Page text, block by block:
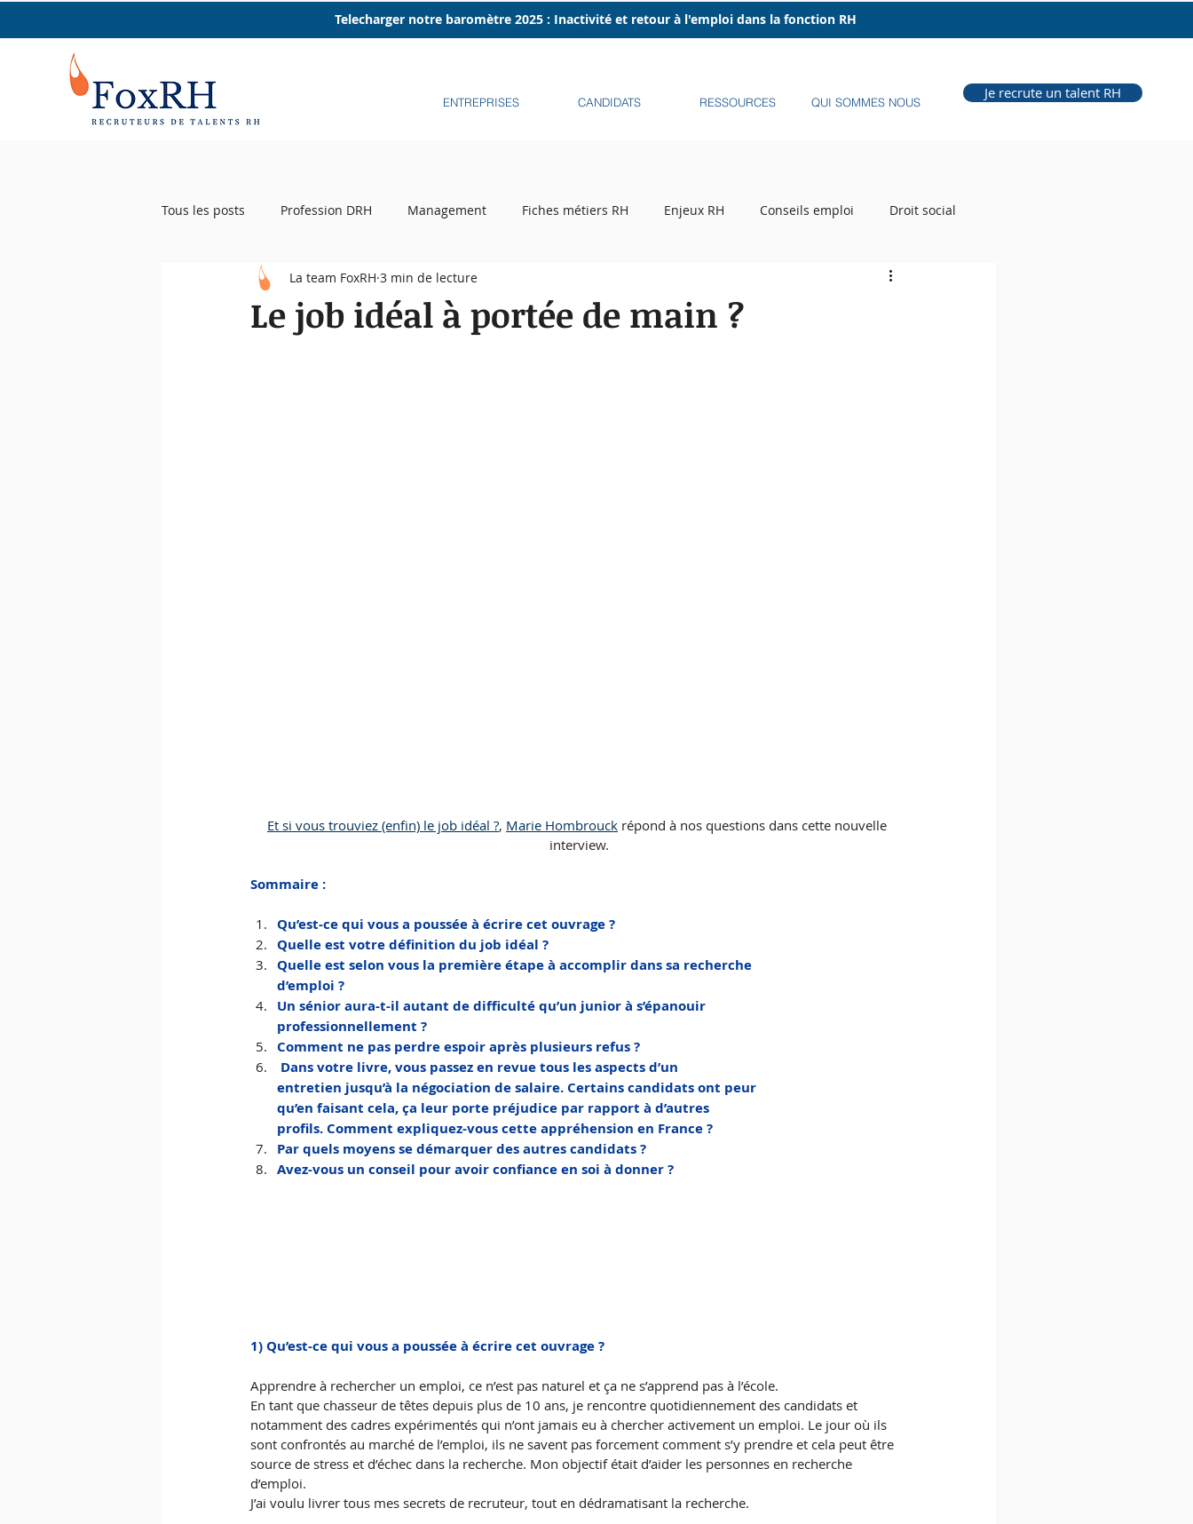
Telecharger notre baromètre 2025 : Inactivité et retour à l'emploi dans la fonction RH
ENTREPRISES CANDIDATS RESSOURCES QUI SOMMES NOUS
Je recrute un talent RH
Tous les posts Profession DRH Management Fiches métiers RH Enjeux RH Conseils emploi Droit social
Startup RH Event RH Recrutement Auteur RH
Le job idéal à portée de main ?
La team FoxRH 3 min de lecture
Et si vous trouviez (enfin) le job idéal ?, Marie Hombrouck répond à nos questions dans cette nouvelle
interview.
Sommaire :
Qu’est-ce qui vous a poussée à écrire cet ouvrage ?
Quelle est votre définition du job idéal ?
Quelle est selon vous la première étape à accomplir dans sa recherche
d’emploi ?
Un sénior aura-t-il autant de difficulté qu’un junior à s’épanouir
professionnellement ?
Comment ne pas perdre espoir après plusieurs refus ?
Dans votre livre, vous passez en revue tous les aspects d’un
entretien jusqu’à la négociation de salaire. Certains candidats ont peur
qu’en faisant cela, ça leur porte préjudice par rapport à d’autres
profils. Comment expliquez-vous cette appréhension en France ?
Par quels moyens se démarquer des autres candidats ?
Avez-vous un conseil pour avoir confiance en soi à donner ?
1) Qu’est-ce qui vous a poussée à écrire cet ouvrage ?
Apprendre à rechercher un emploi, ce n’est pas naturel et ça ne s’apprend pas à l’école.
En tant que chasseur de têtes depuis plus de 10 ans, je rencontre quotidiennement des candidats et
notamment des cadres expérimentés qui n’ont jamais eu à chercher activement un emploi. Le jour où ils
sont confrontés au marché de l’emploi, ils ne savent pas forcement comment s’y prendre et cela peut être
source de stress et d’échec dans la recherche. Mon objectif était d’aider les personnes en recherche
d’emploi.
J’ai voulu livrer tous mes secrets de recruteur, tout en dédramatisant la recherche.